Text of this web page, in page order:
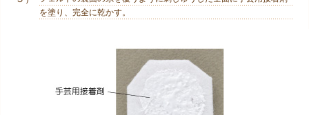
を塗り、完全に乾かす。